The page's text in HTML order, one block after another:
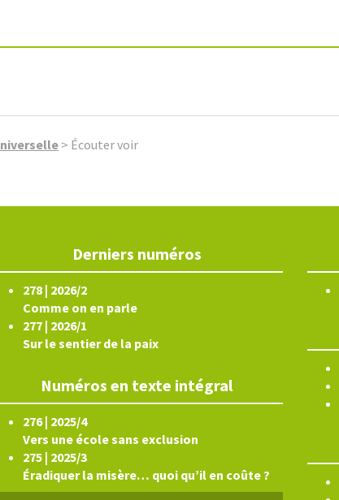
> Écouter voir
Derniers numéros
278 | 2026/2
Comme on en parle
277 | 2026/1
Sur le sentier de la paix
Numéros en texte intégral
276 | 2025/4
Vers une école sans exclusion
275 | 2025/3
Éradiquer la misère… quoi qu’il en coûte ?